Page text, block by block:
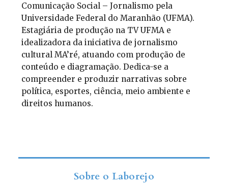
Comunicação Social – Jornalismo pela
Universidade Federal do Maranhão (UFMA).
Estagiária de produção na TV UFMA e
idealizadora da iniciativa de jornalismo
cultural MA’ré, atuando com produção de
conteúdo e diagramação. Dedica-se a
compreender e produzir narrativas sobre
política, esportes, ciência, meio ambiente e
direitos humanos.
Sobre o Laborejo